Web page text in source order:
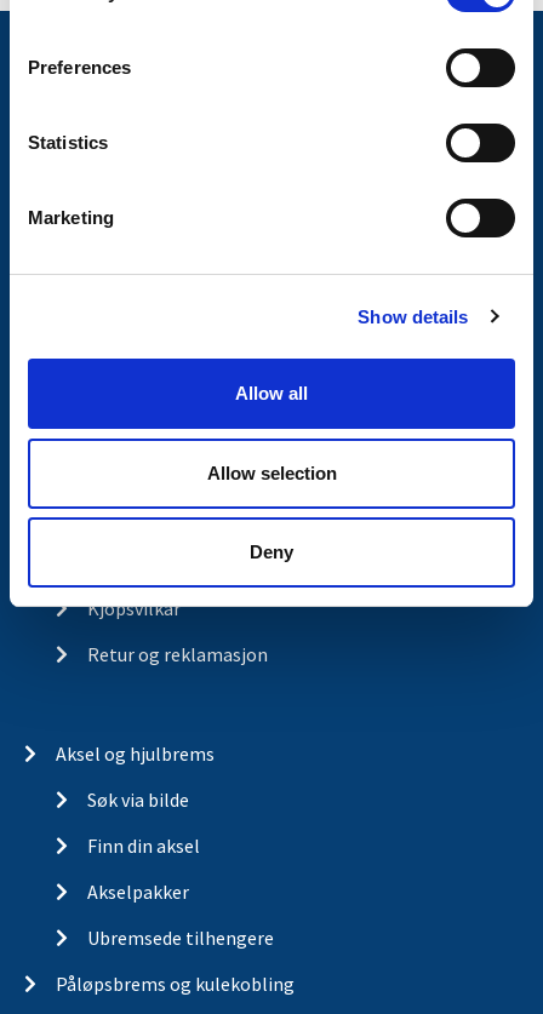
Preferences
Statistics
Marketing
Show details
Allow all
Allow selection
Deny
Nyheter
Tilhengerservice
Om Valeryd
Historia
Kjopsvilkar
Retur og reklamasjon
Aksel og hjulbrems
Søk via bilde
Finn din aksel
Akselpakker
Ubremsede tilhengere
Påløpsbrems og kulekobling